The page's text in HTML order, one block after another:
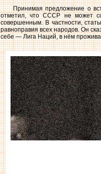
Принимая предложение о
отметил, что СССР не может
совершенным. В частности,
равноправия всех народов. Он
себе — Лига Наций, в нём